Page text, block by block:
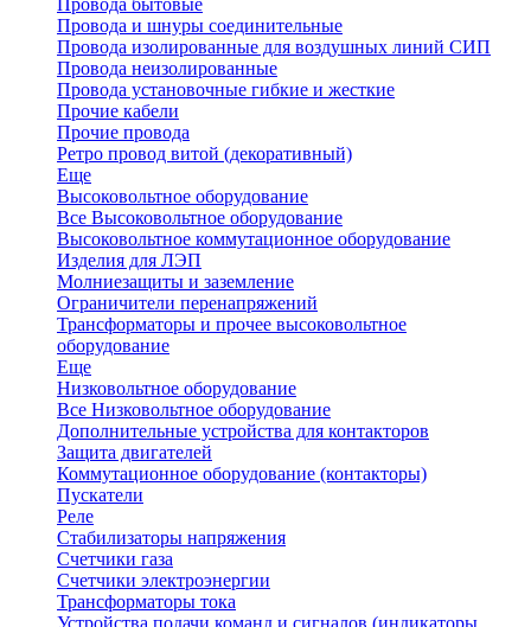
Провода бытовые
Провода и шнуры соединительные
Провода изолированные для воздушных линий СИП
Провода неизолированные
Провода установочные гибкие и жесткие
Прочие кабели
Прочие провода
Ретро провод витой (декоративный)
Еще
Высоковольтное оборудование
Все Высоковольтное оборудование
Высоковольтное коммутационное оборудование
Изделия для ЛЭП
Молниезащиты и заземление
Ограничители перенапряжений
Трансформаторы и прочее высоковольтное
оборудование
Еще
Низковольтное оборудование
Все Низковольтное оборудование
Дополнительные устройства для контакторов
Защита двигателей
Коммутационное оборудование (контакторы)
Пускатели
Реле
Стабилизаторы напряжения
Счетчики газа
Счетчики электроэнергии
Трансформаторы тока
Устройства подачи команд и сигналов (индикаторы,